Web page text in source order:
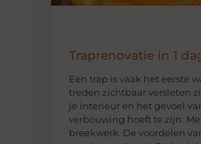
Traprenovatie in 1
Een trap is vaak het eerste
treden zichtbaar versleten
je interieur en het gevoel
verbouwing hoeft te zijn.
breekwerk. De voordelen